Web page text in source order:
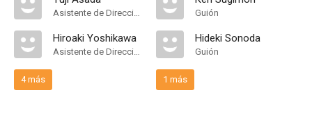
Asistente de Dirección
Hiroaki Yoshikawa
Asistente de Dirección
4 más
Guión
Hideki Sonoda
Guión
1 más